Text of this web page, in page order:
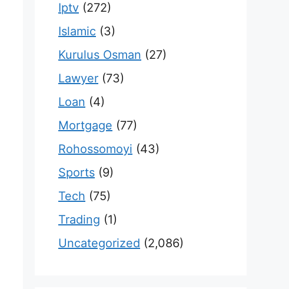
Iptv (272)
Islamic (3)
Kurulus Osman (27)
Lawyer (73)
Loan (4)
Mortgage (77)
Rohossomoyi (43)
Sports (9)
Tech (75)
Trading (1)
Uncategorized (2,086)